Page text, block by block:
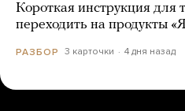
Короткая инструкция для
переходить на продукты
РАЗБОР 3 карточки 4 дня назад